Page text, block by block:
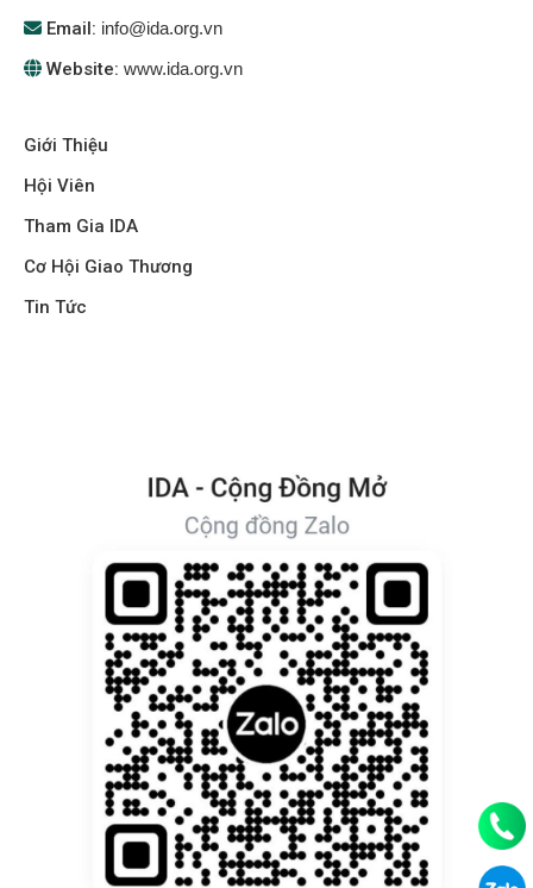
Email: info@ida.org.vn
Website: www.ida.org.vn
Giới Thiệu
Hội Viên
Tham Gia IDA
Cơ Hội Giao Thương
Tin Tức